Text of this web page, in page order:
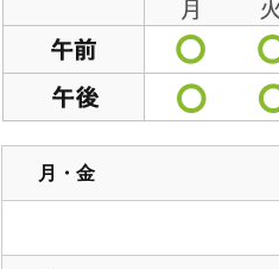
月・金